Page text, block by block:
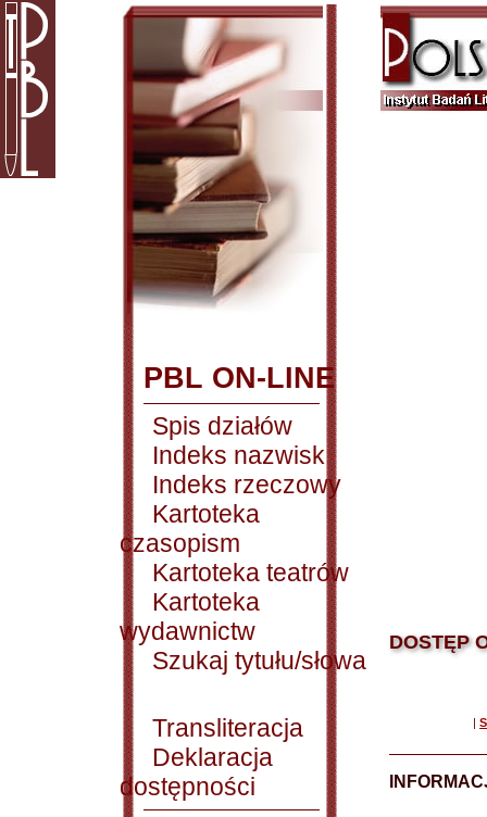
PBL ON-LINE
Spis działów
Indeks nazwisk
Indeks rzeczowy
Kartoteka
czasopism
Kartoteka teatrów
Kartoteka
wydawnictw
Szukaj tytułu/słowa
Transliteracja
Deklaracja
dostępności
DOSTĘP
|